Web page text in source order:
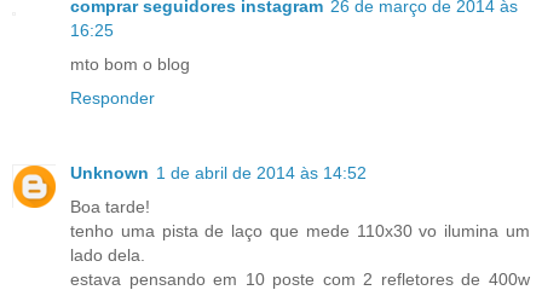
comprar seguidores instagram 26 de março de 2014 às
16:25
mto bom o blog
Responder
Unknown 1 de abril de 2014 às 14:52
Boa tarde!
tenho uma pista de laço que mede 110x30 vo ilumina um
lado dela.
estava pensando em 10 poste com 2 refletores de 400w